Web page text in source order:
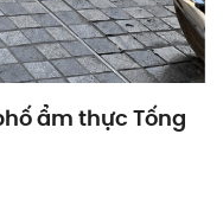
ẩm thực Tống